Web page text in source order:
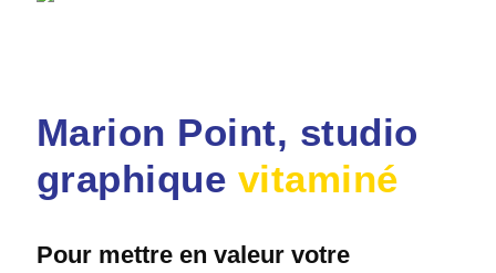
Marion Point, studio
graphique vitaminé
Pour mettre en valeur votre